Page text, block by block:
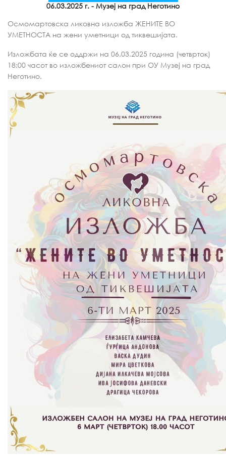
06.03.2025 г. - Музеј на град Неготино
Осмомартовска ликовна изложба ЖЕНИТЕ ВО
УМЕТНОСТА на жени уметници од тиквешијата.
Изложбата ќе се оддржи на 06.03.2025 година (четврток)
18:00 часот во изложбениот салон при ОУ Музеј на град
Неготино.